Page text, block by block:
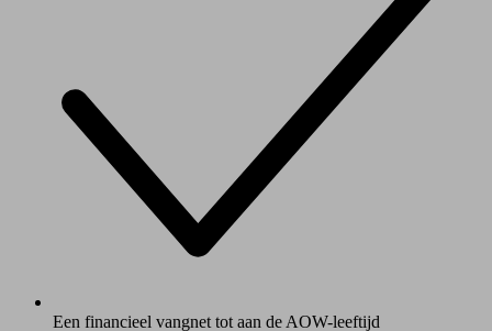
Een financieel vangnet tot aan de AOW-leeftijd